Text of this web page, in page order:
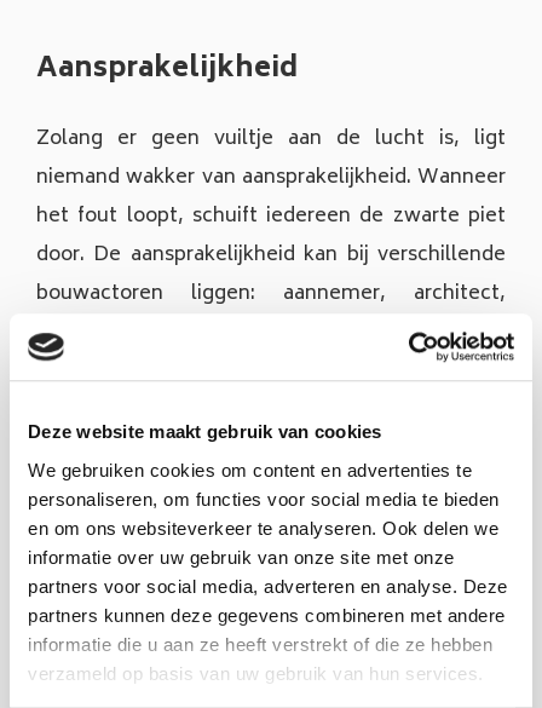
Deze website maakt gebruik van cookies
We gebruiken cookies om content en advertenties te
personaliseren, om functies voor social media te bieden
en om ons websiteverkeer te analyseren. Ook delen we
informatie over uw gebruik van onze site met onze
partners voor social media, adverteren en analyse. Deze
partners kunnen deze gegevens combineren met andere
informatie die u aan ze heeft verstrekt of die ze hebben
verzameld op basis van uw gebruik van hun services.
Aansprakelijkheid
Zolang er geen vuiltje aan de lucht is, ligt
niemand wakker van aansprakelijkheid. Wanneer
het fout loopt, schuift iedereen de zwarte piet
door. De aansprakelijkheid kan bij verschillende
bouwactoren liggen: aannemer, architect,
ingenieur, promotor …
voor eender welke vorm van hinder of
problemen, zijn we er als gespecialiseerde
advocaten voor u. We staan u bij in het uitwerken
en onderhandelen van minnelijke regelingen.
Ook staan we u vanzelfsprekend bij tijdens
juridische procedures.